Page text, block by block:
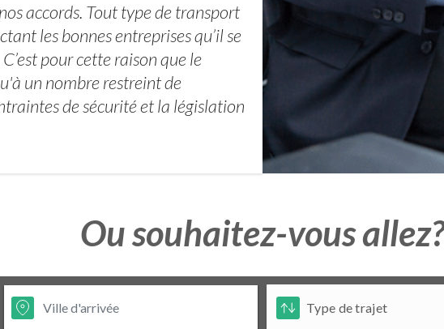
accords. Tout type de transport
les bonnes entreprises qu’il se
pour cette raison que le
un nombre restreint de
de sécurité et la législation
Ou souhaitez-vous allez?